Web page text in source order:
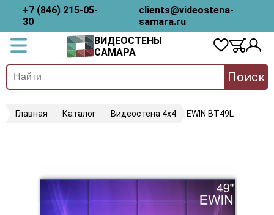
+7 (846) 215-05-
30
clients@videostena-
samara.ru
ВИДЕОСТЕНЫ
САМАРА
Поиск
Главная Каталог Видеостена 4х4 EWIN BT49L